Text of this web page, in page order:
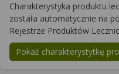
Charakterystyka produktu
została automatycznie na
Rejestrze Produktów
Pokaż charakterystytkę